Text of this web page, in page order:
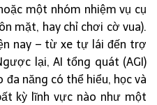
một nhóm nhiệm vụ cụ
mặt, hay chỉ chơi cờ vua).
nay – từ xe tự lái đến trợ
lại, AI tổng quát (AGI)
năng có thể hiểu, học và
kỳ lĩnh vực nào như một